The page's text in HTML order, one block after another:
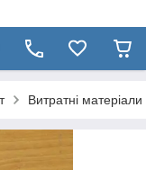
Витратні